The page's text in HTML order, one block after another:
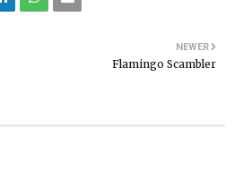
NEWER
Flamingo Scambler